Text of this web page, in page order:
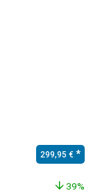
Ursprünglicher
299,95 €
39%